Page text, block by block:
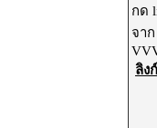
กด
จาก
ลิง